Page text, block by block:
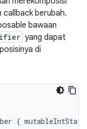
callback berubah.
bawaan
yang dapat
di
{